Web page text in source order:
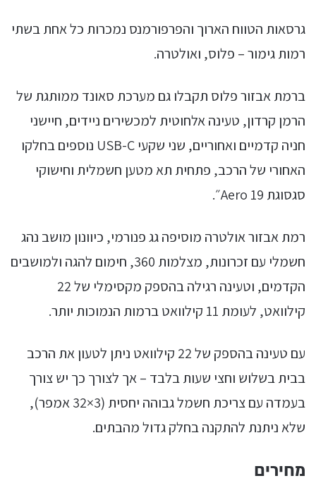
גרסאות הטווח הארוך והפרפורמנס נמכרות כל אחת בשתי
רמות גימור – פלוס, ואולטרה.
ברמת אבזור פלוס תקבלו גם מערכת סאונד ממותגת של
הרמן קרדון, טעינה אלחוטית למכשירים ניידים, חיישני
חניה קדמיים ואחוריים, שני שקעי USB-C נוספים בחלקו
האחורי של הרכב, פתחית תא מטען חשמלית וחישוקי
סגסוגת Aero 19״.
רמת אבזור אולטרה מוסיפה גג פנורמי, כיוונון מושב נהג
חשמלי עם זכרונות, מצלמות 360, חימום להגה ולמושבים
הקדמים, וטעינה רגילה בהספק מקסימלי של 22
קילוואט, לעומת 11 קילוואט ברמות הנמוכות יותר.
עם טעינה בהספק של 22 קילוואט ניתן לטעון את הרכב
בבית בשלוש וחצי שעות בלבד – אך לצורך כך יש צורך
בעמדה עם צריכת חשמל גבוהה יחסית (3×32 אמפר),
שלא ניתנת להתקנה בחלק גדול מהבתים.
מחירים